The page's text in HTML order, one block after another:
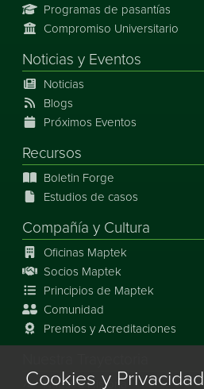
Programas de pasantías
Compromiso Universitario
Noticias y Eventos
Noticias
Blogs
Próximos Eventos
Recursos
Boletin Forge
Estudios de casos
Compañía y Cultura
Oficinas Maptek
Socios Maptek
Principios de Maptek
Comunidad
Premios y Acreditaciones
Nuestra Historia
Cookies y Privacidad